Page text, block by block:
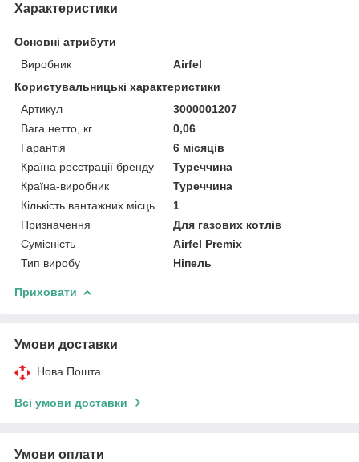
Характеристики
Основні атрибути
Виробник
Airfel
Користувальницькі характеристики
Артикул
3000001207
Вага нетто, кг
0,06
Гарантія
6 місяців
Країна реєстрації бренду
Туреччина
Країна-виробник
Туреччина
Кількість вантажних місць
1
Призначення
Для газових котлів
Сумісність
Airfel Premix
Тип виробу
Ніпель
Приховати
Умови доставки
Нова Пошта
Всі умови доставки
Умови оплати